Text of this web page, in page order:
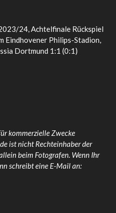
24, Achtelfinale Rückspiel
Eindhovener Philips-Stadion,
Dortmund 1:1 (0:1)
kommerzielle Zwecke
ist nicht Rechteinhaber der
beim Fotografen. Wenn Ihr
schreibt eine E-Mail an: